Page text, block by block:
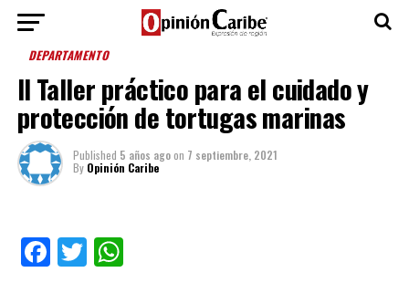
DEPARTAMENTO
II Taller práctico para el cuidado y
protección de tortugas marinas
Published 5 años agoon 7 septiembre, 2021
By Opinión Caribe
Facebook
TwitterWhatsApp